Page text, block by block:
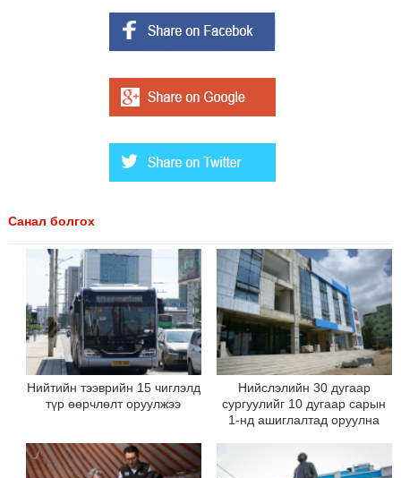
Санал болгох
Нийтийн тээврийн 15 чиглэлд
түр өөрчлөлт оруулжээ
Нийслэлийн 30 дугаар
сургуулийг 10 дугаар сарын
1-нд ашиглалтад оруулна